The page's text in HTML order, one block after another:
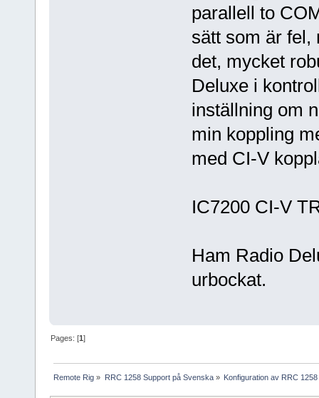
parallell to
sätt som är fel,
det, mycket
Deluxe i
inställning om
min koppling
med CI-V
IC7200 CI-V
Ham Radio
urbockat.
Pages: [1]
Remote Rig » RRC 1258 Support på Svenska» Konfiguration av RRC 1258